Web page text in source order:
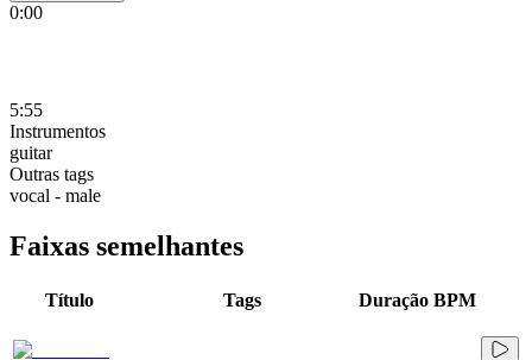
0:00
5:55
Instrumentos
guitar
Outras tags
vocal - male
Faixas semelhantes
Título Tags Duração BPM